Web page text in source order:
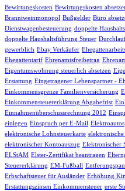
Bewirtungskosten Bewirtungskosten
Branntweinmonopol Bußgelder Büro
Dienstwagenbesteuerung doppelte
doppelte Haushaltsführung Steuer
gewerblich Ebay Verkäufer
Ehegattentarif Ehrenamtsfreibetrag
Eigentumswohnung steuerlich absetzen
Erstattung Eingetragener Lebenspartner -
Einkommensgrenze Familienversicherung
Einkommensteuererklärung Abgabefrist
Einnahmenüberschussrechnung 2012
einlegen Einspruch per E-Mail Elektroautos
elektronische Lohnsteuerkarte
elektronischer Kontoauszug Elektronischer
ELStAM Elster-Zertifikat beantragen
Steuererklärung EM-Fußball
Erbschaftsteuer für Ausländer Erhöhung
Erstattungszinsen Einkommensteuer erste